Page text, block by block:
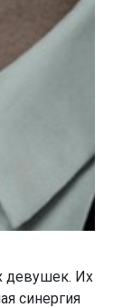
девушек. Их
синергия